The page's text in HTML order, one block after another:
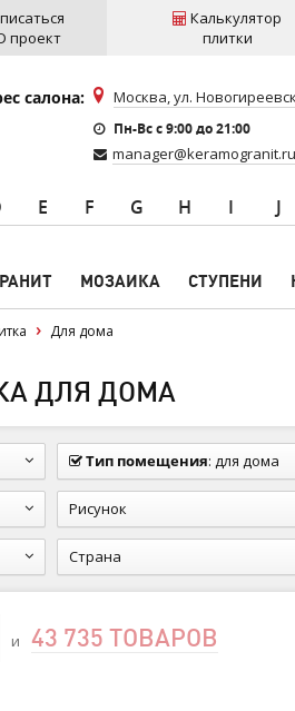
проект
Калькулятор
плитки
салона: Москва, ул.
Пн-Вс c 9:00 до 21:00
manager@keramogranit.ru
E F G H I J
МОЗАИКА СТУПЕНИ
Для дома
ДЛЯ ДОМА
Тип помещения: для дома
Рисунок
Страна
и 43 735 ТОВАРОВ